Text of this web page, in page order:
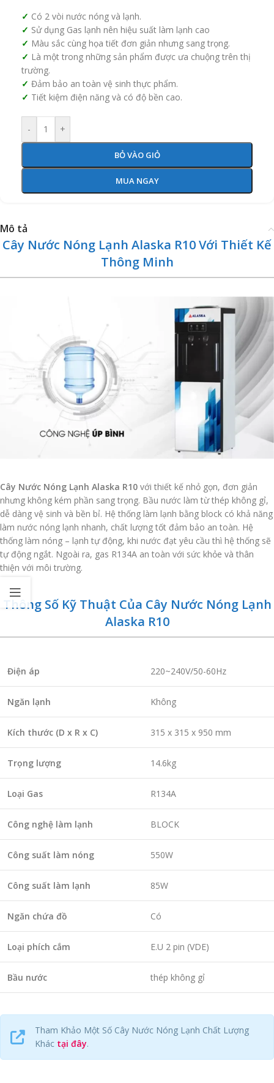
Có 2 vòi nước nóng và lạnh.
Sử dụng Gas lạnh nên hiệu suất làm lạnh cao
Màu sắc cùng họa tiết đơn giản nhưng sang trọng.
Là một trong những sản phẩm được ưa chuộng trên thị
trường.
Đảm bảo an toàn vệ sinh thực phẩm.
Tiết kiệm điện năng và có độ bền cao.
- +
BỎ VÀO GIỎ
MUA NGAY
Mô tả
Cây Nước Nóng Lạnh Alaska R10 Với Thiết Kế
Thông Minh
Cây Nước Nóng Lạnh Alaska R10 với thiết kế nhỏ gọn, đơn giản
nhưng không kém phần sang trọng. Bầu nước làm từ thép không gỉ,
dễ dàng vệ sinh và bền bỉ. Hệ thống làm lạnh bằng block có khả năng
làm nước nóng lạnh nhanh, chất lượng tốt đảm bảo an toàn. Hệ
thống làm nóng – lạnh tự động, khi nước đạt yêu cầu thì hệ thống sẽ
tự động ngắt. Ngoài ra, gas R134A an toàn với sức khỏe và thân
thiện với môi trường.
Thông Số Kỹ Thuật Của Cây Nước Nóng Lạnh
Alaska R10
Điện áp 220~240V/50-60Hz
Ngăn lạnh Không
Kích thước (D x R x C) 315 x 315 x 950 mm
Trọng lượng 14.6kg
Loại Gas R134A
Công nghệ làm lạnh BLOCK
Công suất làm nóng 550W
Công suất làm lạnh 85W
Ngăn chứa đồ Có
Loại phích cắm E.U 2 pin (VDE)
Bầu nước thép không gỉ
Tham Khảo Một Số Cây Nước Nóng Lạnh Chất Lượng
Khác tại đây.